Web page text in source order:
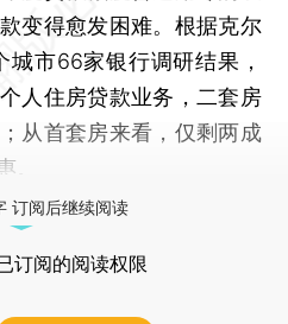
变得愈发困难。根据克尔
城市66家银行调研结果，
人住房贷款业务，二套房
从首套房来看，仅剩两成
。
订阅后继续阅读
订阅的阅读权限